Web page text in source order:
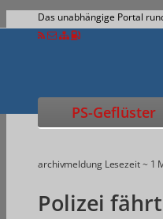
Das unabhängige Portal
PS-Geflüster
archivmeldung Lesezeit ~ 1
Polizei